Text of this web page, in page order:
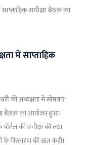
में साप्ताहिक
की अध्यक्षता में सोमवार
बैठक का आयोजन हुआ।
की समीक्षा की तथा
के निस्तारण की बात कही।